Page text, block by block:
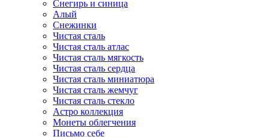
Снегирь и синица
Алый
Снежинки
Чистая сталь
Чистая сталь атлас
Чистая сталь мягкость
Чистая сталь сердца
Чистая сталь миниатюра
Чистая сталь жемчуг
Чистая сталь стекло
Астро коллекция
Монеты облегчения
Письмо себе